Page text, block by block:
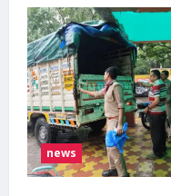
भोजपुर
में
बारिश
से
गरीब
दिव्यांग
दंपति
का
मकान
ढहा,
प्रशासन
से
आर्थिक
सहायता
news